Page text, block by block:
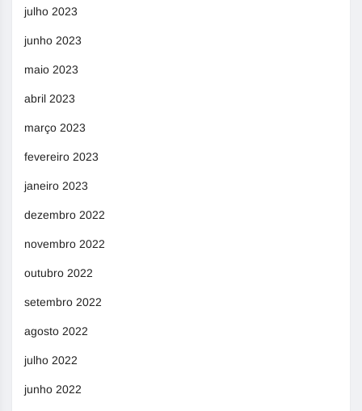
julho 2023
junho 2023
maio 2023
abril 2023
março 2023
fevereiro 2023
janeiro 2023
dezembro 2022
novembro 2022
outubro 2022
setembro 2022
agosto 2022
julho 2022
junho 2022